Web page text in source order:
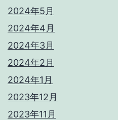
2024年5月
2024年4月
2024年3月
2024年2月
2024年1月
2023年12月
2023年11月